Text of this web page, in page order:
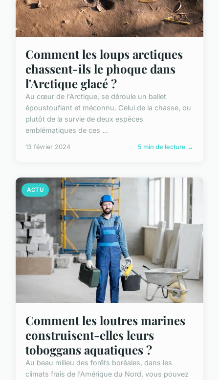
Comment les loups arctiques
chassent-ils le phoque dans
l'Arctique glacé ?
Au cœur de l'Arctique, se déroule un ballet
époustouflant et méconnu. Celui de la chasse, ou
plutôt de la survie de deux espèces
emblématiques de ces ...
13 février 2024 5 min de lecture →
ACTU
Comment les loutres marines
construisent-elles leurs
toboggans aquatiques ?
Au beau milieu des forêts boréales, dans les
climats frais de l'Amérique du Nord, vous pouvez